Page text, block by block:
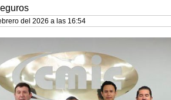
del 2026 a las 16:54